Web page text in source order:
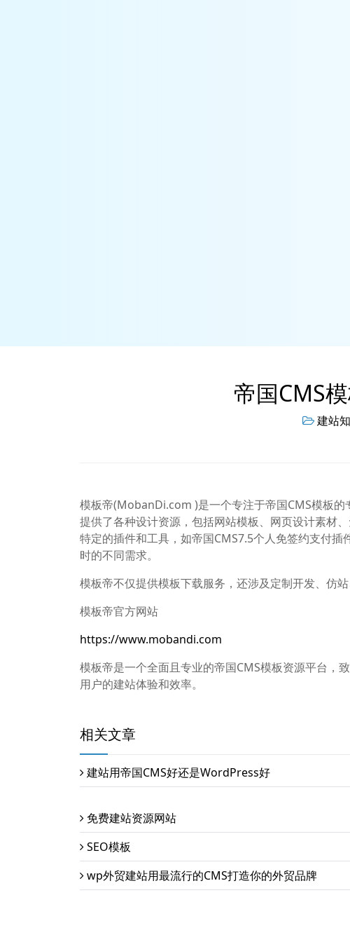
帝国CMS
建站
模板帝(MobanDi.com )是一个专注于帝国CMS模板
提供了各种设计资源，包括网站模板、网页设计素材
特定的插件和工具，如帝国CMS7.5个人免签约支付
时的不同需求。
模板帝不仅提供模板下载服务，还涉及定制开发、仿
模板帝官方网站
https://www.mobandi.com
模板帝是一个全面且专业的帝国CMS模板资源平台，
用户的建站体验和效率。
相关文章
建站用帝国CMS好还是WordPress好
免费建站资源网站
SEO模板
wp外贸建站用最流行的CMS打造你的外贸品牌